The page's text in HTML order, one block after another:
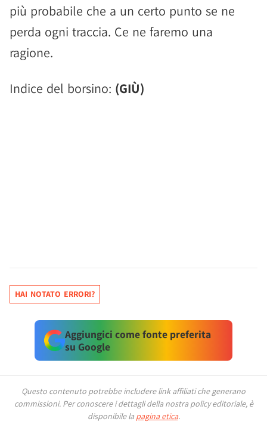
più probabile che a un certo punto se ne
perda ogni traccia. Ce ne faremo una
ragione.
Indice del borsino: (GIÙ)
HAI NOTATO ERRORI?
Aggiungici come fonte preferita
su Google
Questo contenuto potrebbe includere link affiliati che generano
commissioni. Per conoscere i dettagli della nostra policy editoriale, è
disponibile la pagina etica.